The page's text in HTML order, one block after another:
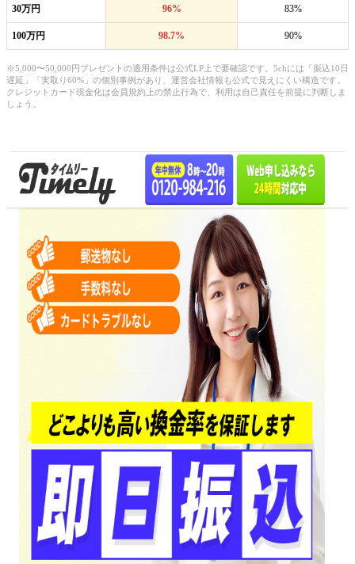
30万円 96% 83%
100万円 98.7% 90%
※5,000〜50,000円プレゼントの適用条件は公式LP上で要確認です。5chには「振込10日
遅延」「実取り60%」の個別事例があり、運営会社情報も公式で見えにくい構造です。
クレジットカード現金化は会員規約上の禁止行為で、利用は自己責任を前提に判断しま
しょう。